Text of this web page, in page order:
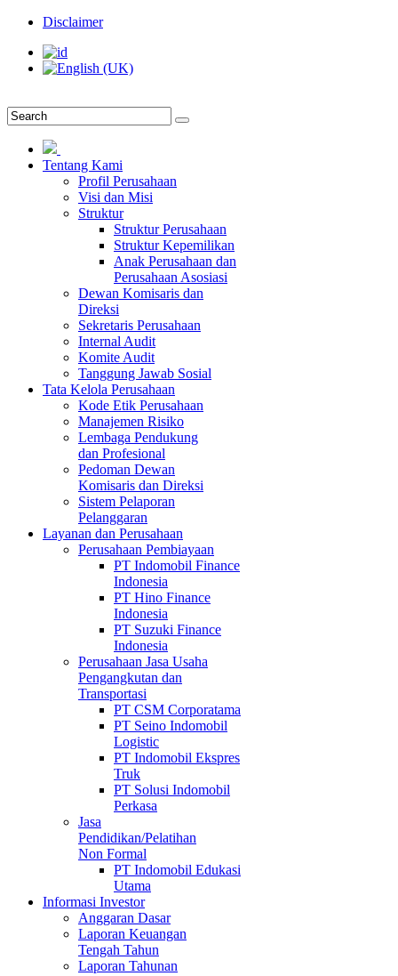
Disclaimer
Tentang Kami
Profil Perusahaan
Visi dan Misi
Struktur
Struktur Perusahaan
Struktur Kepemilikan
Anak Perusahaan dan
Perusahaan Asosiasi
Dewan Komisaris dan
Direksi
Sekretaris Perusahaan
Internal Audit
Komite Audit
Tanggung Jawab Sosial
Tata Kelola Perusahaan
Kode Etik Perusahaan
Manajemen Risiko
Lembaga Pendukung
dan Profesional
Pedoman Dewan
Komisaris dan Direksi
Sistem Pelaporan
Pelanggaran
Layanan dan Perusahaan
Perusahaan Pembiayaan
PT Indomobil Finance
Indonesia
PT Hino Finance
Indonesia
PT Suzuki Finance
Indonesia
Perusahaan Jasa Usaha
Pengangkutan dan
Transportasi
PT CSM Corporatama
PT Seino Indomobil
Logistic
PT Indomobil Ekspres
Truk
PT Solusi Indomobil
Perkasa
Jasa
Pendidikan/Pelatihan
Non Formal
PT Indomobil Edukasi
Utama
Informasi Investor
Anggaran Dasar
Laporan Keuangan
Tengah Tahun
Laporan Tahunan